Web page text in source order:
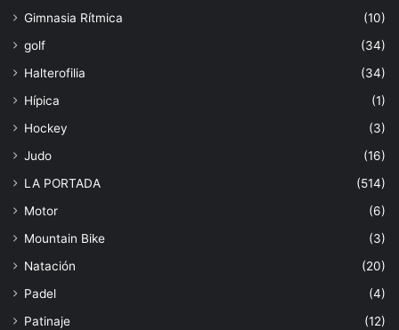
Gimnasia Rítmica
(10)
golf
(34)
Halterofilia
(34)
Hípica
(1)
Hockey
(3)
Judo
(16)
LA PORTADA
(514)
Motor
(6)
Mountain Bike
(3)
Natación
(20)
Padel
(4)
Patinaje
(12)